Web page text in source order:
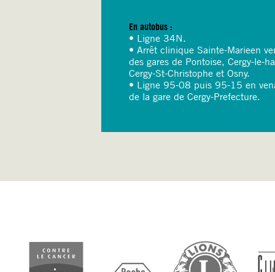
En autobus :
• Ligne 34N.
• Arrêt clinique Sainte-Marieen
des gares de Pontoise, Cergy-le-
Cergy-St-Christophe et Osny.
• Ligne 95-08 puis 95-15 en
de la gare de Cergy-Prefecture.